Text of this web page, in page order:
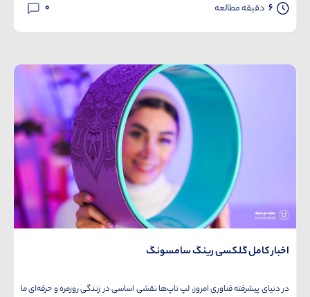
6 دقیقه مطالعه 0
اخبار کامل گلکسی رینگ سامسونگ
در دنیای پیشرفته فناوری امروز، لپ تاپ‌ها نقشی اساسی در زندگی روزمره و حرفه‌ای ما